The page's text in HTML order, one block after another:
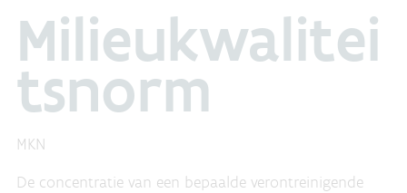
Milieukwalitei
tsnorm
MKN
De concentratie van een bepaalde verontreinigende